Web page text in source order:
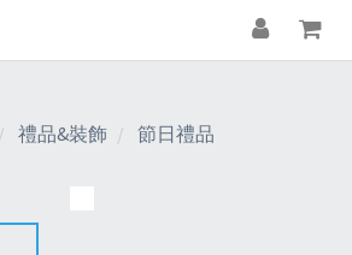
禮品&裝飾 節日禮品